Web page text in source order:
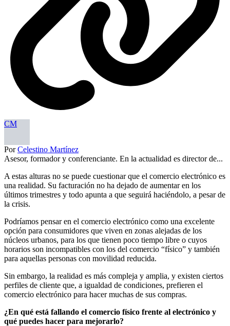
CM
PorCelestino Martínez
Asesor, formador y conferenciante. En la actualidad es director de...
A estas alturas no se puede cuestionar que el comercio electrónico es
una realidad. Su facturación no ha dejado de aumentar en los
últimos trimestres y todo apunta a que seguirá haciéndolo, a pesar de
la crisis.
Podríamos pensar en el comercio electrónico como una excelente
opción para consumidores que viven en zonas alejadas de los
núcleos urbanos, para los que tienen poco tiempo libre o cuyos
horarios son incompatibles con los del comercio “físico” y también
para aquellas personas con movilidad reducida.
Sin embargo, la realidad es más compleja y amplia, y existen ciertos
perfiles de cliente que, a igualdad de condiciones, prefieren el
comercio electrónico para hacer muchas de sus compras.
¿En qué está fallando el comercio físico frente al electrónico y
qué puedes hacer para mejorarlo?